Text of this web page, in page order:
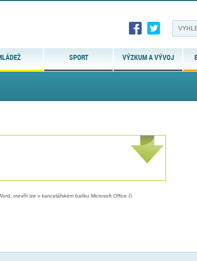
SPORT VÝZKUM A VÝVOJ
otevřít lze v kancelářském balíku Microsoft Office či